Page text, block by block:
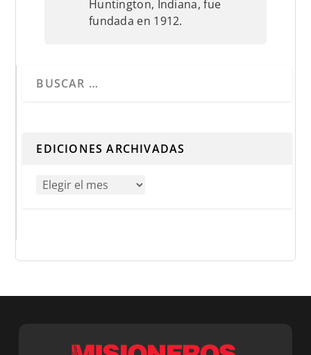
Huntington, Indiana, fue
fundada en 1912.
EDICIONES ARCHIVADAS